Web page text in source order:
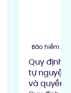
Bảo hiểm xã
Quy định
tự
và quyền